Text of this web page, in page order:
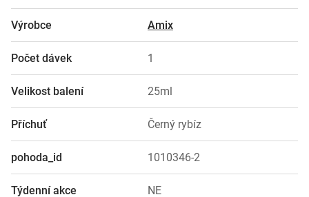
Výrobce Amix
Počet dávek 1
Velikost balení 25ml
Příchuť Černý rybíz
pohoda_id 1010346-2
Týdenní akce NE